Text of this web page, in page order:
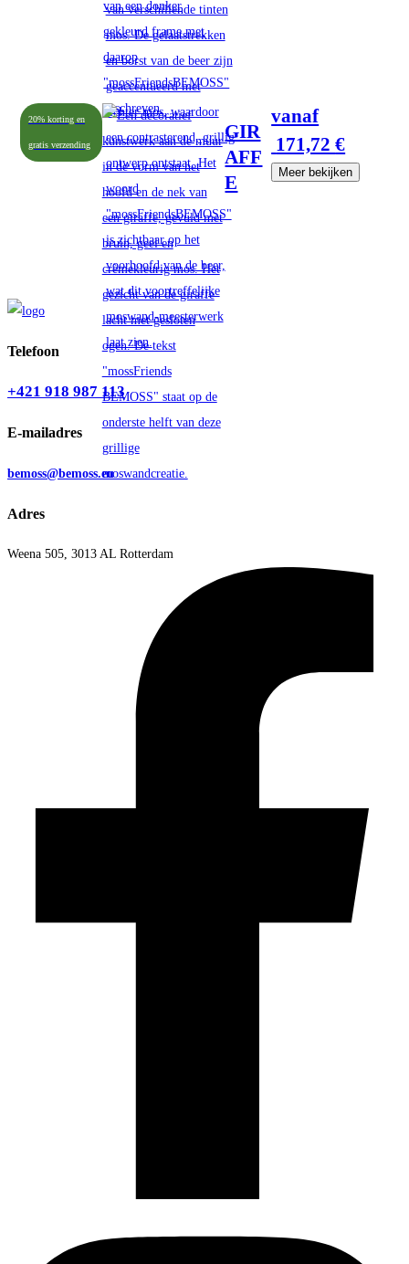
20% korting en
gratis verzending
GIR
AFF
E
vanaf
171,72€
Meer bekijken
Telefoon
+421 918 987 113
E-mailadres
bemoss@bemoss.eu
Adres
Weena 505, 3013 AL Rotterdam